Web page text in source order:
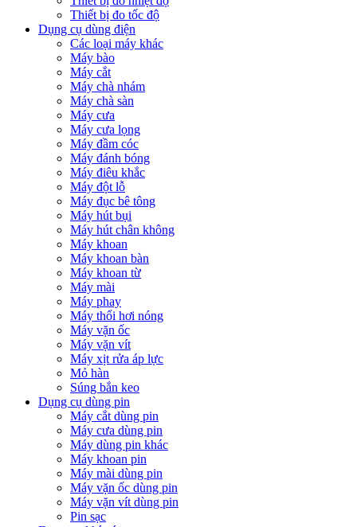
Thiết bị đo tốc độ
Dụng cụ dùng điện
Các loại máy khác
Máy bào
Máy cắt
Máy chà nhám
Máy chà sàn
Máy cưa
Máy cưa lọng
Máy đầm cóc
Máy đánh bóng
Máy điêu khắc
Máy đột lỗ
Máy đục bê tông
Máy hút bụi
Máy hút chân không
Máy khoan
Máy khoan bàn
Máy khoan từ
Máy mài
Máy phay
Máy thổi hơi nóng
Máy vặn ốc
Máy vặn vít
Máy xịt rửa áp lực
Mỏ hàn
Súng bắn keo
Dụng cụ dùng pin
Máy cắt dùng pin
Máy cưa dùng pin
Máy dùng pin khác
Máy khoan pin
Máy mài dùng pin
Máy vặn ốc dùng pin
Máy vặn vít dùng pin
Pin sạc